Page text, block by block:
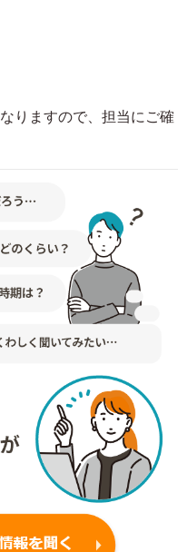
りますので、担当にご確